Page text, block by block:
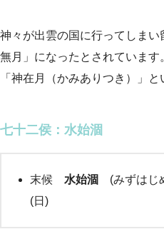
神々が出雲の国に行ってしま
無月」になったとされていま
「神在月（かみありつき）」と
七十二侯：水始涸
末候 水始涸 (みずは
(日)